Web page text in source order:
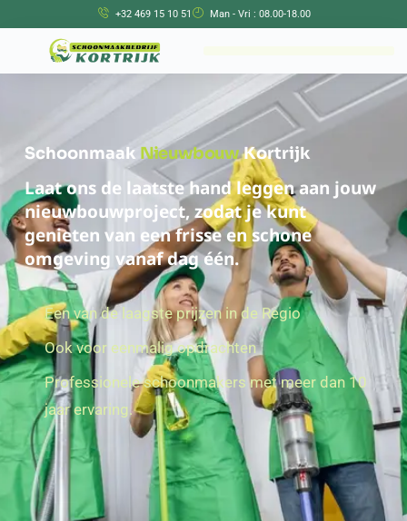
+32 469 15 10 51 Man - Vri : 08.00-18.00
Schoonmaak NieuwbouwKortrijk
Laat ons de laatste hand leggen aan jouw
nieuwbouwproject, zodat je kunt
genieten van een frisse en schone
omgeving vanaf dag één.
Een van de laagste prijzen in de Regio
Ook voor eenmalig opdrachten
Professionele schoonmakers met meer dan 10
jaar ervaring.